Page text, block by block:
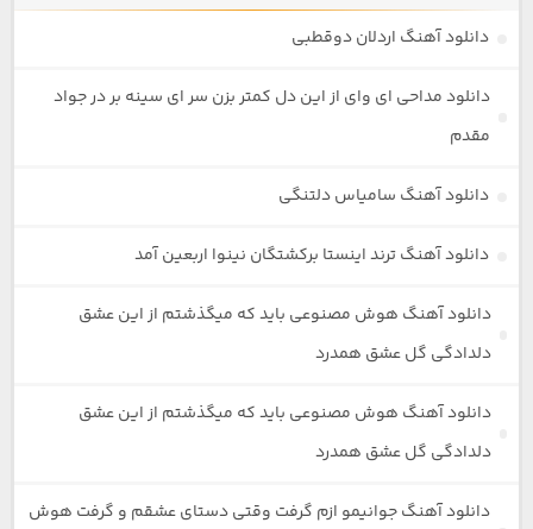
دانلود آهنگ اردلان دوقطبی
دانلود مداحی ای وای از این دل کمتر بزن سر ای سینه بر در جواد
مقدم
دانلود آهنگ سامیاس دلتنگی
دانلود آهنگ ترند اینستا برکشتگان نینوا اربعین آمد
دانلود آهنگ هوش مصنوعی باید که میگذشتم از این عشق
دلدادگی گل عشق همدرد
دانلود آهنگ هوش مصنوعی باید که میگذشتم از این عشق
دلدادگی گل عشق همدرد
دانلود آهنگ جوانیمو ازم گرفت وقتی دستای عشقم و گرفت هوش